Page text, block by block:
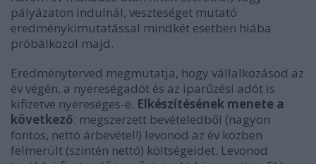
pályázaton indulnál, veszteséget mutató
eredménykimutatással mindkét esetben hiába
próbálkozol majd.
Eredményterved megmutatja, hogy vállalkozásod az
év végén, a nyereségadót és az iparűzési adót is
kifizetve nyereséges-e. Elkészítésének menete a
következő: megszerzett bevételedből (nagyon
fontos, nettó árbevétel!) levonod az év közben
felmerült (szintén nettó) költségeidet. Levonod